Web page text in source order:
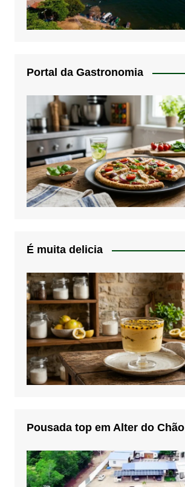
Portal da Gastronomia
É muita delicia
Pousada top em Alter do Chão